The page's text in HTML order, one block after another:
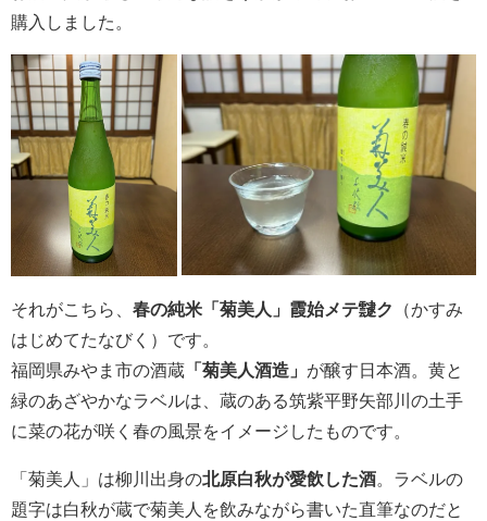
購入しました。
それがこちら、 春の純米「菊美人」霞始メテ靆ク
（かすみ
はじめてたなびく）です。
福岡県みやま市の酒蔵 「菊美人酒造」 が醸す日本酒。黄と
緑のあざやかなラベルは、蔵のある筑紫平野矢部川の土手
に菜の花が咲く春の風景をイメージしたものです。
「菊美人」は柳川出身の北原白秋が愛飲した酒 。ラベルの
題字は白秋が蔵で菊美人を飲みながら書いた直筆なのだと